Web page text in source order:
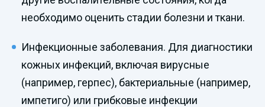
необходимо оценить стадии болезни и ткани.
Инфекционные заболевания. Для диагностики
кожных инфекций, включая вирусные
(например, герпес), бактериальные (например,
импетиго) или грибковые инфекции